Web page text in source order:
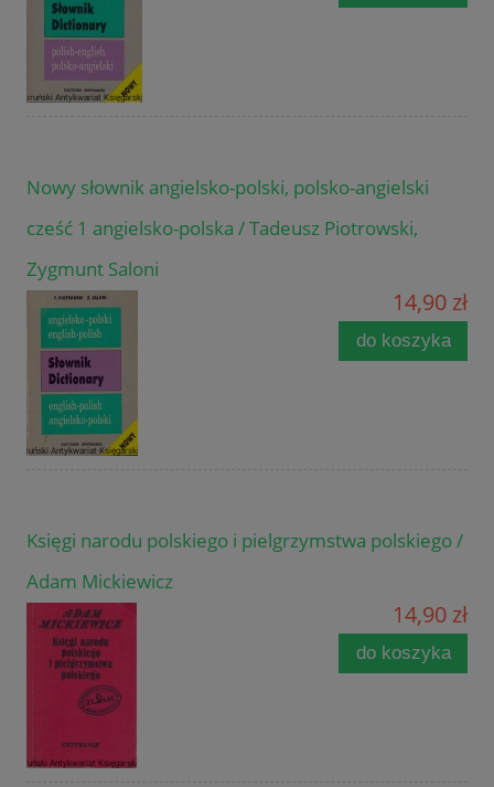
Nowy słownik angielsko-polski, polsko-angielski
cześć 1 angielsko-polska / Tadeusz Piotrowski,
Zygmunt Saloni
14,90 zł
do koszyka
Księgi narodu polskiego i pielgrzymstwa polskiego /
Adam Mickiewicz
14,90 zł
do koszyka